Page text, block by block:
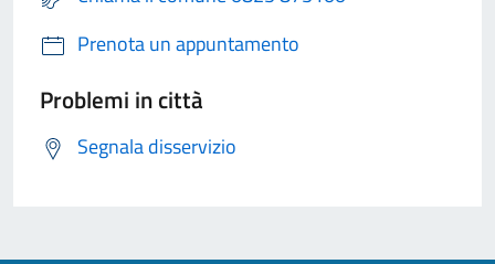
Prenota un appuntamento
Problemi in città
Segnala disservizio